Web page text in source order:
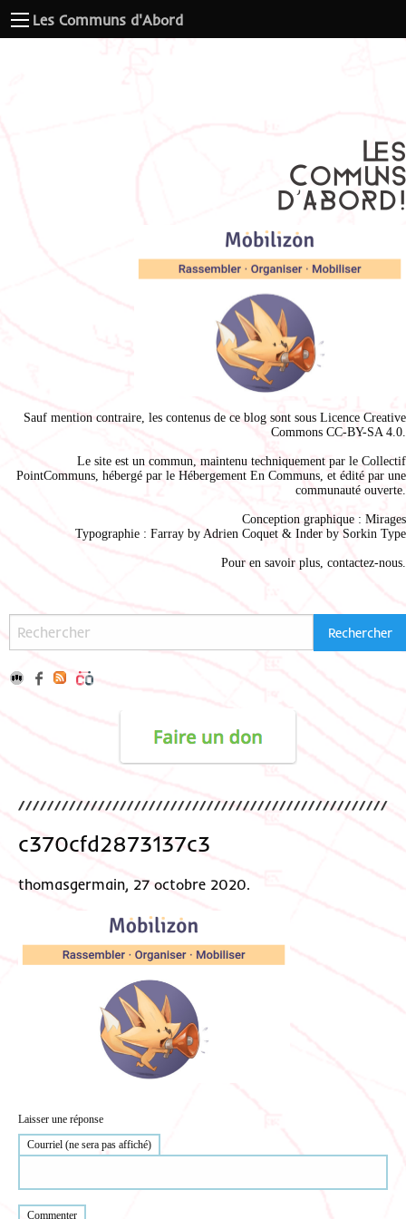
Les Communs d'Abord
Sauf mention contraire, les contenus de ce blog sont sous Licence Creative
Commons CC-BY-SA 4.0.
Le site est un commun, maintenu techniquement par le Collectif
PointCommuns, hébergé par le Hébergement En Communs, et édité par une
communauté ouverte.
Conception graphique : Mirages
Typographie : Farray by Adrien Coquet & Inder by Sorkin Type
Pour en savoir plus, contactez-nous.
c370cfd2873137c3
thomasgermain, 27 octobre 2020.
Laisser une réponse
Courriel (ne sera pas affiché)
Commenter